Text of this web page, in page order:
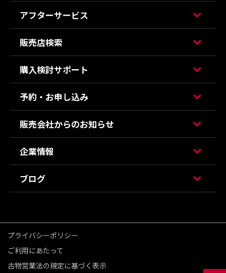
アフターサービス
販売店検索
購入検討サポート
予約・お申し込み
販売会社からのお知らせ
企業情報
ブログ
プライバシーポリシー
ご利用にあたって
古物営業法の規定に基づく表示